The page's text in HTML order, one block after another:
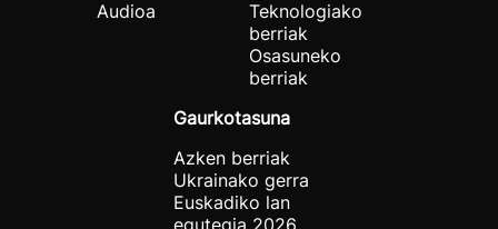
Audioa
Teknologiako
berriak
Osasuneko
berriak
Gaurkotasuna
Azken berriak
Ukrainako gerra
Euskadiko lan
egutegia 2026